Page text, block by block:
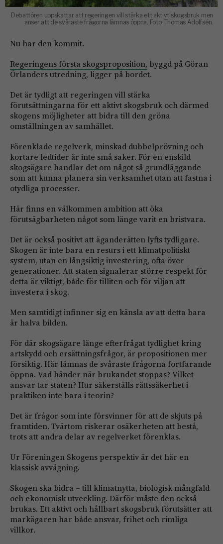
Debattören uppskattar att regeringen vill stärka ett aktivt skogsbruk men
anser att de svåraste frågorna lämnas öppna. Foto: Thomas Adolfsén.
Nu har den kommit.
Regeringens första skogsproposition, byggd på Göran
Örlanders utredning, ligger på bordet.
Det är tydligt att regeringen vill stärka
förutsättningarna för ett aktivt skogsbruk och därmed
skogens möjligheter att bidra till den gröna
omställningen av samhället.
Förenklade regelverk, minskad dubbelprövning och
kortare ledtider är inte små saker. För en enskild
skogsägare handlar det om något så grundläggande
som att kunna planera sin verksamhet utan att fastna i
otydliga processer.
Här finns en välkommen ambition att öka
förutsägbarheten något som länge varit en bristvara.
Det är också positivt att äganderätten lyfts tydligare.
Skogen är inte bara en resurs i ett klimatpolitiskt
system, utan en långsiktig investering, ofta över
generationer. Att staten signalerar större respekt för
detta är viktigt, både för tilliten och för viljan att
investera i skog.
Men samtidigt infinner sig en känsla av att detta bara
är halva bilden.
För där skogsägare länge efterfrågat tydlighet kring
artskydd och ersättningsfrågor, är propositionen mer
försiktig. Här lämnas de svåraste frågorna fortfarande
öppna. Vad händer när brukandet stoppas? Vilket
ansvar tar staten? Hur säkerställs rättssäkerhet i
praktiken inte bara i teorin?
Det är frågor som inte försvinner för att de skjuts på
framtiden. Tvärtom riskerar osäkerheten att bestå,
trots att andra delar av regelverket förenklas.
Ur Föreningen Skogens perspektiv är det här en
klassisk avvägning.
Skogen ska bidra – till klimatnytta, biologisk mångfald
och ekonomisk utveckling. Därför måste den också
brukas. Ett aktivt och hållbart skogsbruk förutsätter att
markägaren har både ansvar, frihet och rimliga
villkor.